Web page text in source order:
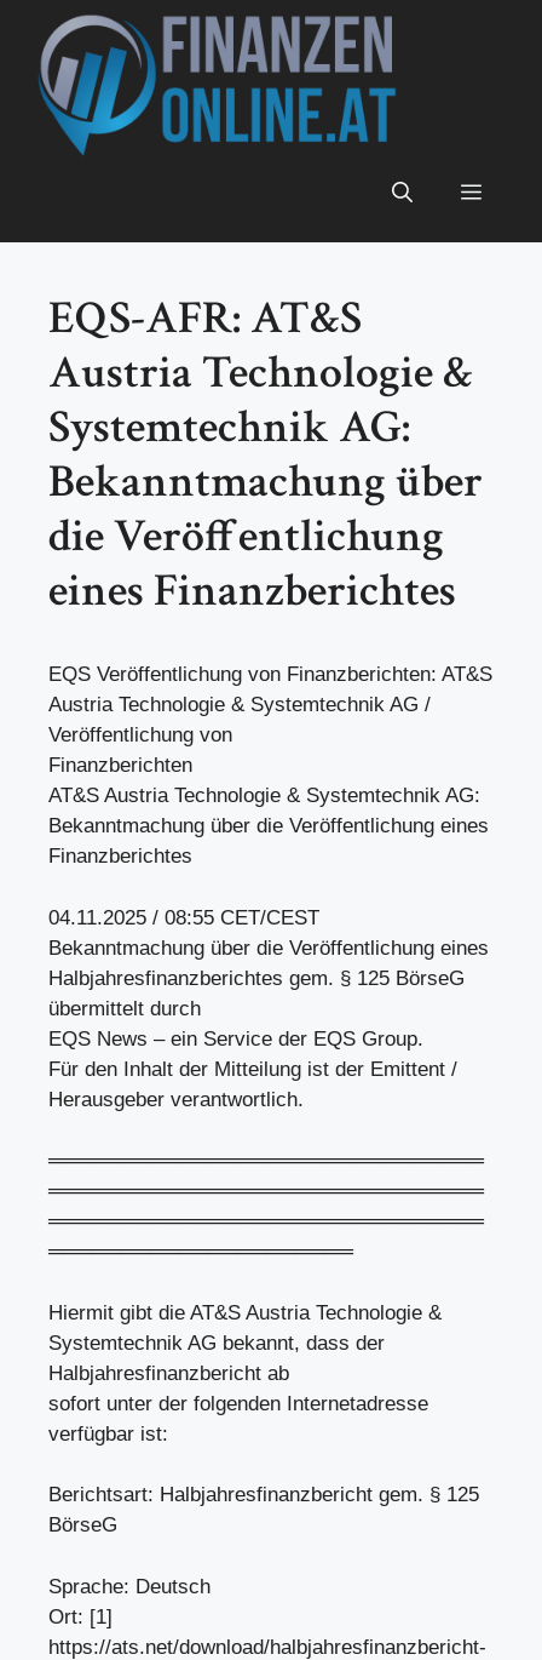
Inhalt
springen
Menü
EQS-AFR: AT&S
Austria Technologie &
Systemtechnik AG:
Bekanntmachung über
die Veröffentlichung
eines Finanzberichtes
EQS Veröffentlichung von Finanzberichten: AT&S
Austria Technologie & Systemtechnik AG /
Veröffentlichung von
Finanzberichten
AT&S Austria Technologie & Systemtechnik AG:
Bekanntmachung über die Veröffentlichung eines
Finanzberichtes
04.11.2025 / 08:55 CET/CEST
Bekanntmachung über die Veröffentlichung eines
Halbjahresfinanzberichtes gem. § 125 BörseG
übermittelt durch
EQS News – ein Service der EQS Group.
Für den Inhalt der Mitteilung ist der Emittent /
Herausgeber verantwortlich.
══════════════════════════════
══════════════════════════════
══════════════════════════════
═════════════════════
Hiermit gibt die AT&S Austria Technologie &
Systemtechnik AG bekannt, dass der
Halbjahresfinanzbericht ab
sofort unter der folgenden Internetadresse
verfügbar ist:
Berichtsart: Halbjahresfinanzbericht gem. § 125
BörseG
Sprache: Deutsch
Ort: [1]
https://ats.net/download/halbjahresfinanzbericht-